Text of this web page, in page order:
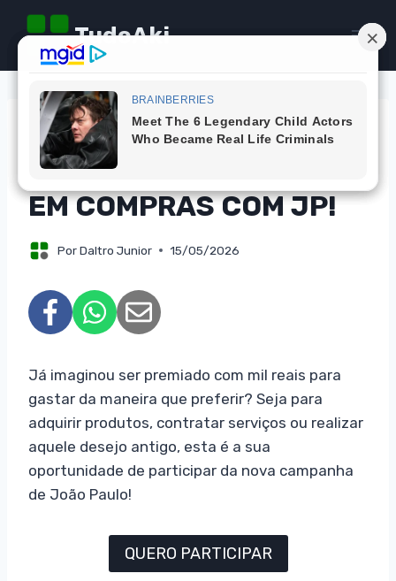
Pular
para
TudoAki
CAMPANHAS
CONCORRA A MIL REAIS
EM COMPRAS COM JP!
PorDaltro Junior 15/05/2026
Já imaginou ser premiado com mil reais para
gastar da maneira que preferir? Seja para
adquirir produtos, contratar serviços ou realizar
aquele desejo antigo, esta é a sua
oportunidade de participar da nova campanha
de João Paulo!
QUERO PARTICIPAR